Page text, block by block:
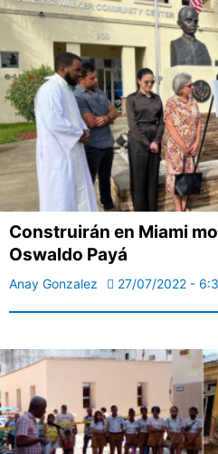
Construirán en Miami
Oswaldo Payá
Anay Gonzalez 27/07/2022 -